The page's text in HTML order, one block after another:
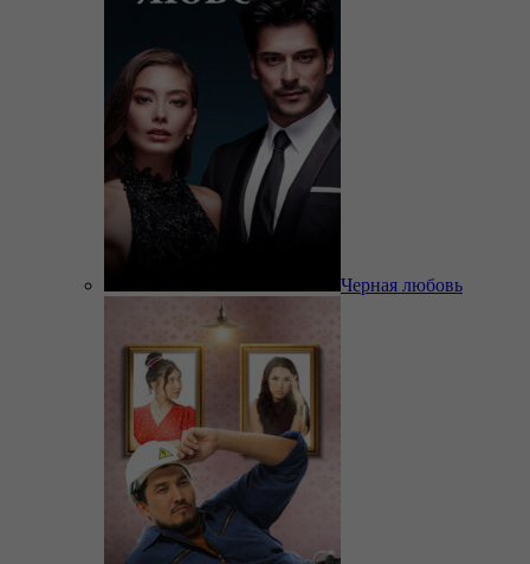
Черная любовь